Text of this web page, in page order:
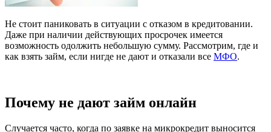
Не стоит паниковать в ситуации с отказом в кредитовании.
Даже при наличии действующих просрочек имеется
возможность одолжить небольшую сумму. Рассмотрим, где и
как взять займ, если нигде не дают и отказали все МФО.
Почему не дают займ онлайн
Случается часто, когда по заявке на микрокредит выносится